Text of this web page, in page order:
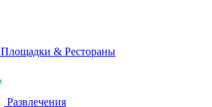
Площадки & Рестораны
Развлечения